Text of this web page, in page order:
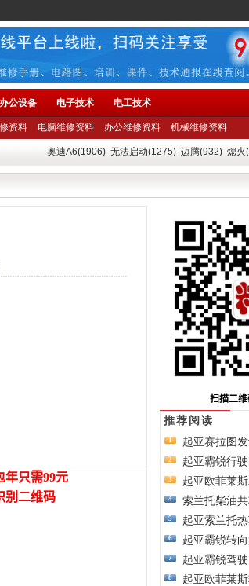
办公设备 电子技术 电工技术
资料 电脑维修资料 办公维修资料 机械维修资料
奥迪A6(1906) 无法启动(1275) 迈腾(932) 熄火
推荐阅读
1 起亚赛拉图
2 起亚霸锐行
3 起亚欧菲莱
4 索兰托柴油
5 起亚索兰托
6 起亚霸锐转
7 起亚霸锐驾
8 起亚欧菲莱